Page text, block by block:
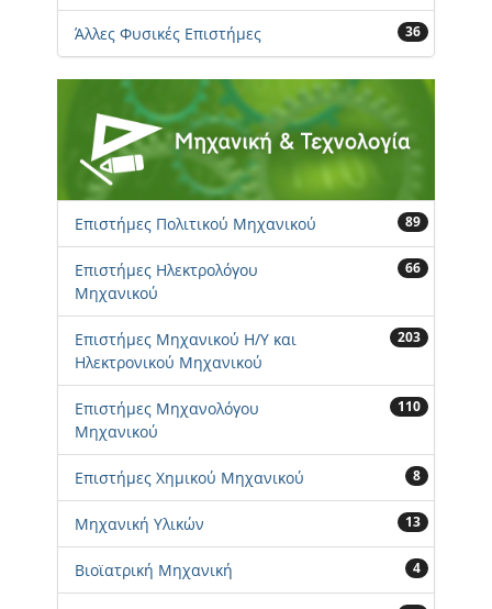
Άλλες Φυσικές Επιστήμες 36
Επιστήμες Πολιτικού Μηχανικού 89
Επιστήμες Ηλεκτρολόγου
Μηχανικού
66
Επιστήμες Μηχανικού Η/Υ και
Ηλεκτρονικού Μηχανικού
203
Επιστήμες Μηχανολόγου
Μηχανικού
110
Επιστήμες Χημικού Μηχανικού 8
Μηχανική Υλικών 13
Βιοϊατρική Μηχανική 4